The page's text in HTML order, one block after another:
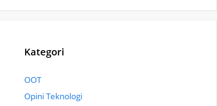
Kategori
OOT
Opini Teknologi